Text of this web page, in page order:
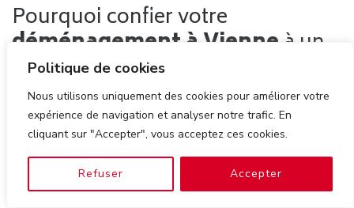
Politique de cookies
Nous utilisons uniquement des cookies pour améliorer votre
expérience de navigation et analyser notre trafic. En
cliquant sur "Accepter", vous acceptez ces cookies.
Refuser Accepter
Pourquoi confier votre
déménagement à Vienne à un
professionnel
Undéménagement à Viennepeut sembler simple en
apparence, mais il cache de nombreux risques lorsqu’il est
réalisé sans accompagnement professionnel. Entre la
manipulation d’objets lourds, les contraintes d’accès et le
stress logistique,déménager seulexpose à des dangers